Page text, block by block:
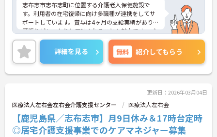
志布志市志布志町に位置する介護老人保健施設で
す。利用者の在宅復帰に向け多職種が連携をしてサ
ポートしています。賞与は4ヶ月の支給実績があり、
頑張りがしっかりと反映されることも魅力です。ご
興味のある方には、面接対策ポイントなど、さらに
詳細をお話しいたしますのでお気軽にご相談くださ
い！
詳細を見る 無料 紹介してもらう
更新日：2026年03月04日
医療法人左右会左右会介護支援センター 医療法人左右会
【鹿児島県／志布志市】月9日休み＆17時台定時
◎居宅介護支援事業でのケアマネジャー募集